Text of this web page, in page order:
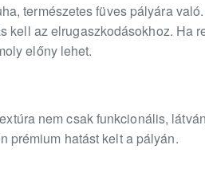
természetes füves pályára
kell az elrugaszkodásokhoz. Ha
előny lehet.
nem csak funkcionális,
prémium hatást kelt a pályán.